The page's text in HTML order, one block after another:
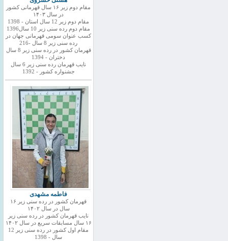
مقام دوم زیر ۱۶ سال قهرمانی کشور
در سال ۱۴۰۳
مقام دوم زیر 12 سال استان - 1398
مقام دوم رده سنی زیر 10 سال1396
کسب عنوان سومی قهرمانی جهان در
رده سنی زیر 8 سال -216
قهرمان کشور در رده سنی زیر 8 سال
دختران - 1394
نایب قهرمان رده سنی زیر 6 سال
جشنواره کشور - 1392
فاطمه مشهدی
قهرمان کشور در رده سنی زیر ۱۶
سال در سال ۱۴۰۲
نایب قهرمان کشور در رده سنی زیر
۱۶ سال مسابقات سریع در سال ۱۴۰۲
مقام اول کشور در رده سنی زیر 12
سال - 1398